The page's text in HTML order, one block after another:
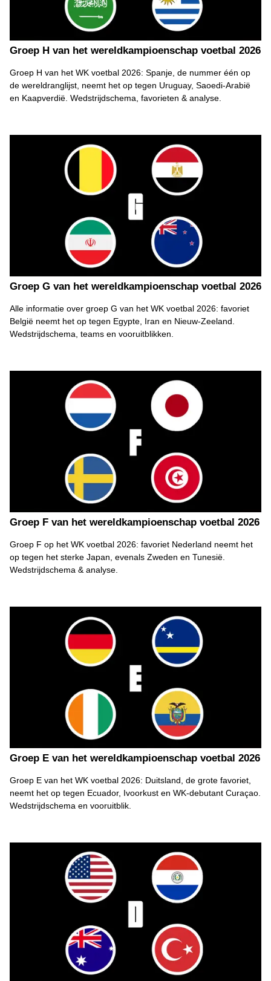
Groep H van het wereldkampioenschap voetbal 2026
Groep H van het WK voetbal 2026: Spanje, de nummer één op
de wereldranglijst, neemt het op tegen Uruguay, Saoedi-Arabië
en Kaapverdië. Wedstrijdschema, favorieten & analyse.
Groep G van het wereldkampioenschap voetbal 2026
Alle informatie over groep G van het WK voetbal 2026: favoriet
België neemt het op tegen Egypte, Iran en Nieuw-Zeeland.
Wedstrijdschema, teams en vooruitblikken.
Groep F van het wereldkampioenschap voetbal 2026
Groep F op het WK voetbal 2026: favoriet Nederland neemt het
op tegen het sterke Japan, evenals Zweden en Tunesië.
Wedstrijdschema & analyse.
Groep E van het wereldkampioenschap voetbal 2026
Groep E van het WK voetbal 2026: Duitsland, de grote favoriet,
neemt het op tegen Ecuador, Ivoorkust en WK-debutant Curaçao.
Wedstrijdschema en vooruitblik.